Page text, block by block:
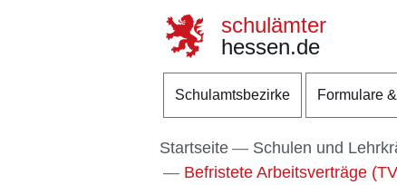
Direkt zum Kopf der
Direkt zum Inhalt
Direkt zum Fuß der
schulämter
hessen.de
Schulamtsbezirke Formulare
Startseite Schulen und
Befristete Arbeitsverträge